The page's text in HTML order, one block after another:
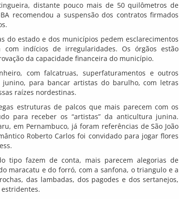
distante pouco mais de 50 quilômetros de
recomendou a suspensão dos contratos firmados
do estado e dos municípios pedem esclarecimentos
indícios de irregularidades. Os órgãos estão
da capacidade financeira do município.
com falcatruas, superfaturamentos e outros
para bancar artistas do barulho, com letras
raízes nordestinas.
estruturas de palcos que mais parecem com os
para receber os “artistas” da anticultura junina.
em Pernambuco, já foram referências de São João
Roberto Carlos foi convidado para jogar flores
tipo fazem de conta, mais parecem alegorias de
maracatu e do forró, com a sanfona, o triangulo e a
das lambadas, dos pagodes e dos sertanejos,